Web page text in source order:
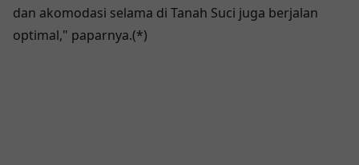
dan akomodasi selama di Tanah Suci juga berjalan
optimal," paparnya.(*)